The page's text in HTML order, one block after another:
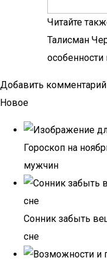
Читайте
Талисман
Добавить комментарий
Новое
Гороскоп на
мужчин
Сонник забыть
сне